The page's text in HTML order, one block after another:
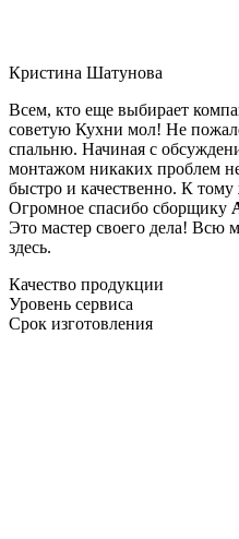
Кристина Шатунова
Всем, кто еще выбирает
советую Кухни мол! Не
спальню. Начиная с
монтажом никаких проблем
быстро и качественно. К
Огромное спасибо сборщику
Это мастер своего дела! Всю
здесь.
Качество продукции
Уровень сервиса
Срок изготовления